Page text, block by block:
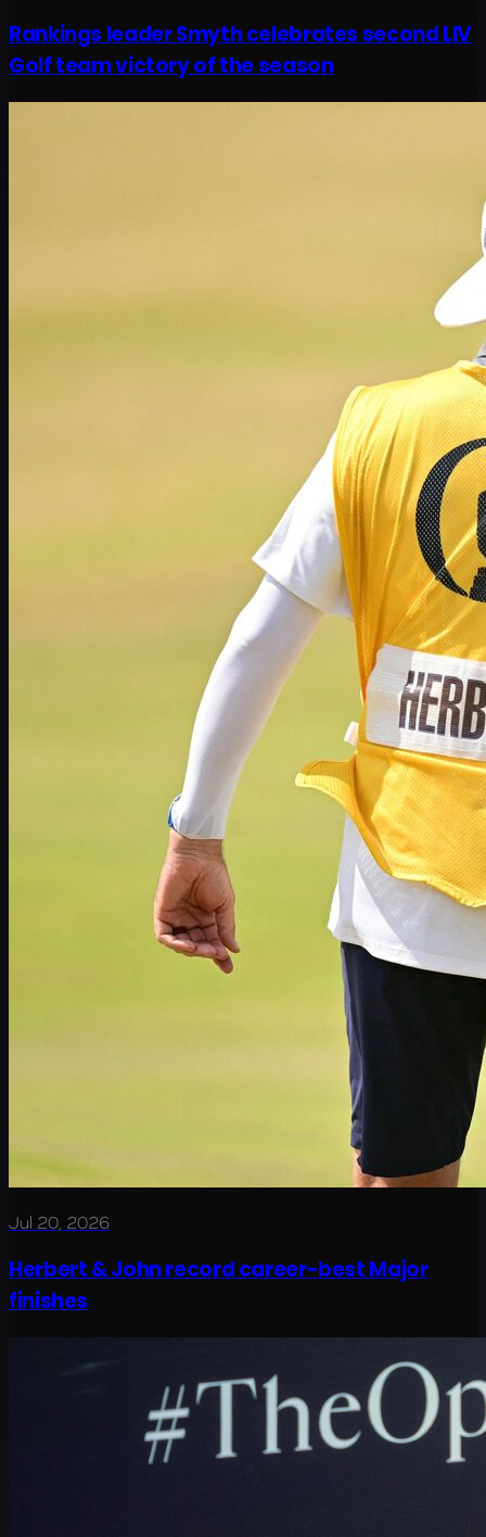
Rankings leader Smyth celebrates second LIV
Golf team victory of the season
Jul 20, 2026
Herbert & John record career-best Major
finishes